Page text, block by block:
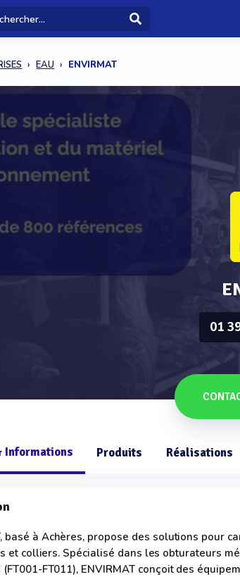
EAU ENVIRMAT
01
Informations Produits Réalisations
basé à Achères, propose des solutions pour
et colliers. Spécialisé dans les obturateurs
FT011), ENVIRMAT conçoit des